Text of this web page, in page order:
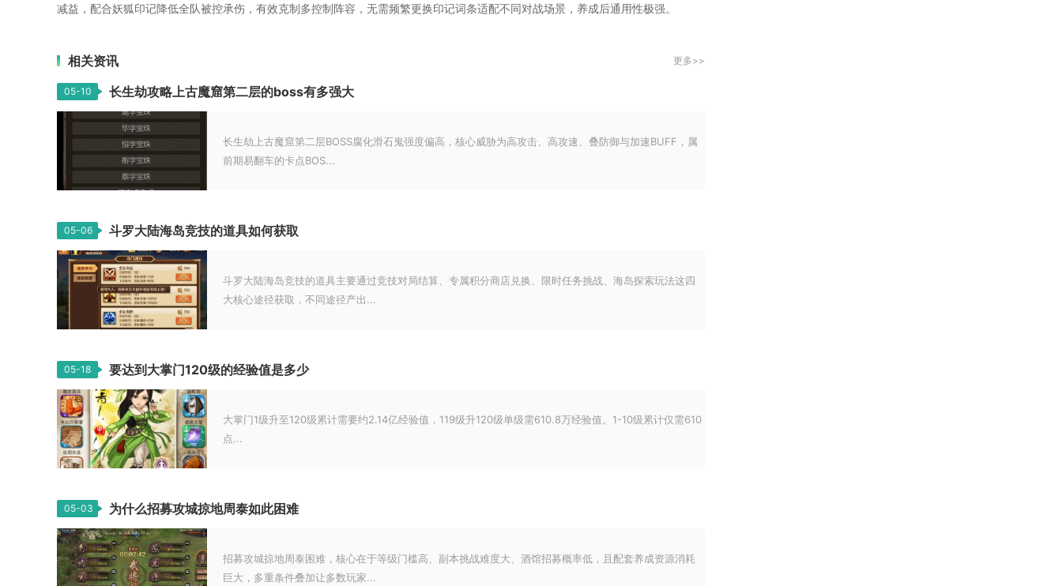
减益，配合妖狐印记降低全队被控承伤，有效克制多控制阵容，无需频繁更换印记词条适配不同对战场景，养成后通用性极强。
相关资讯 更多>>
05-10 长生劫攻略上古魔窟第二层的boss有多强大
长生劫上古魔窟第二层BOSS腐化滑石鬼强度偏高，核心威胁为高攻击、高攻速、叠防御与加速BUFF，属
前期易翻车的卡点BOS...
05-06 斗罗大陆海岛竞技的道具如何获取
斗罗大陆海岛竞技的道具主要通过竞技对局结算、专属积分商店兑换、限时任务挑战、海岛探索玩法这四
大核心途径获取，不同途径产出...
05-18 要达到大掌门120级的经验值是多少
大掌门1级升至120级累计需要约2.14亿经验值，119级升120级单级需610.8万经验值。1-10级累计仅需610
点...
05-03 为什么招募攻城掠地周泰如此困难
招募攻城掠地周泰困难，核心在于等级门槛高、副本挑战难度大、酒馆招募概率低，且配套养成资源消耗
巨大，多重条件叠加让多数玩家...